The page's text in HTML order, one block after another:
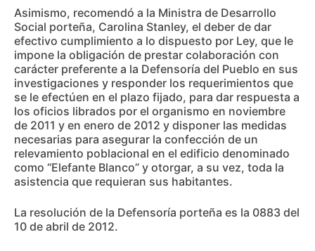
Asimismo, recomendó a la Ministra de Desarrollo
Social porteña, Carolina Stanley, el deber de dar
efectivo cumplimiento a lo dispuesto por Ley, que le
impone la obligación de prestar colaboración con
carácter preferente a la Defensoría del Pueblo en sus
investigaciones y responder los requerimientos que
se le efectúen en el plazo fijado, para dar respuesta a
los oficios librados por el organismo en noviembre
de 2011 y en enero de 2012 y disponer las medidas
necesarias para asegurar la confección de un
relevamiento poblacional en el edificio denominado
como “Elefante Blanco” y otorgar, a su vez, toda la
asistencia que requieran sus habitantes.
La resolución de la Defensoría porteña es la 0883 del
10 de abril de 2012.